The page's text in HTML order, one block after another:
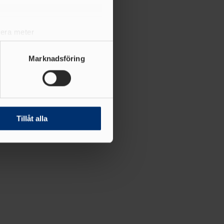
meter
. Du kan ändra
information från din enhet
kombinera informationen
tjänster.
Marknadsföring
Tillåt alla